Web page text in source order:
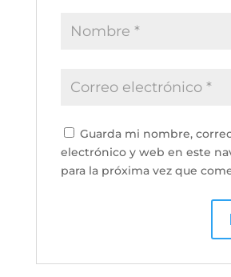
Guarda mi nombre,
electrónico y web en este
para la próxima vez que